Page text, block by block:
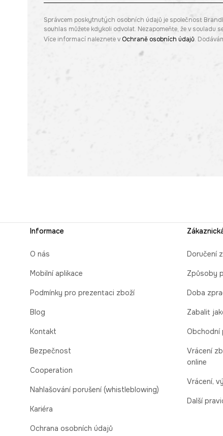
Správcem poskytnutých osobních údajů je společnost
souhlas můžete kdykoli odvolat. Nezapomeňte, že v souladu
Více informací naleznete v Ochraně osobních údajů.
Informace
O nás
Mobilní aplikace
Podmínky pro prezentaci zboží
Blog
Kontakt
Bezpečnost
Cooperation
Nahlašování porušení (whistleblowing)
Kariéra
Ochrana osobních údajů
Doručení
Způsoby
Doba
Zabalit
Obchodní
Vrácení
online
Vrácení,
Další